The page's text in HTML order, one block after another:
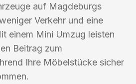
auf Magdeburgs
Verkehr und eine
einem Mini Umzug leisten
Beitrag zum
Ihre Möbelstücke sicher